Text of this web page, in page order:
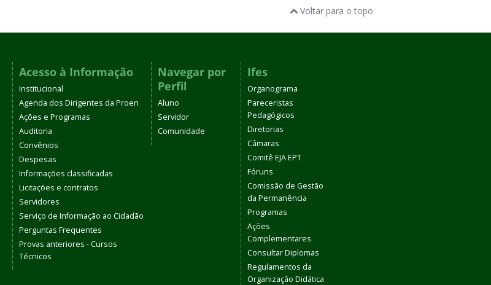
Voltar para o topo
Acesso à Informação
Institucional
Agenda dos Dirigentes da Proen
Ações e Programas
Auditoria
Convênios
Despesas
Informações classificadas
Licitações e contratos
Servidores
Serviço de Informação ao Cidadão
Perguntas Frequentes
Provas anteriores - Cursos
Técnicos
Navegar por
Perfil
Aluno
Servidor
Comunidade
Ifes
Organograma
Pareceristas
Pedagógicos
Diretorias
Câmaras
Comitê EJA EPT
Fóruns
Comissão de Gestão
da Permanência
Programas
Ações
Complementares
Consultar Diplomas
Regulamentos da
Organização Didática